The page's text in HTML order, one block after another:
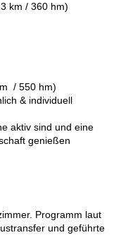
km / 360 hm)
/ 550 hm)
& individuell
aktiv sind und eine
genießen
Programm laut
und geführte